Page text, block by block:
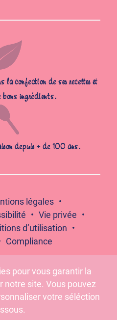
la confection de ses recettes et
bons ingrédients.
depuis + de 100 ans.
légales
Vie privée
d’utilisation
Compliance
:
pour vous garantir la
notre site. Vous pouvez
votre séléction